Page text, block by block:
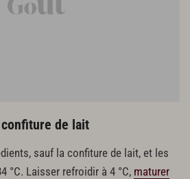
confiture de lait
sauf la confiture de lait, et les
°C. Laisser refroidir à 4 °C, maturer